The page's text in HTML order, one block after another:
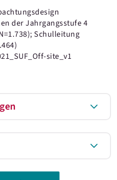
der Jahrgangsstufe 4
Schulleitung
site_v1